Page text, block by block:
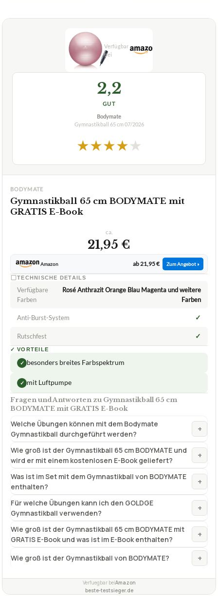
2,2
GUT
Bodymate
Gymnastikball 65 cm07/2026
★★★★★
BODYMATE
Gymnastikball 65 cm BODYMATE mit
GRATIS E-Book
ca.
21,95 €
Amazon ab 21,95 € Zum Angebot »
TECHNISCHE DETAILS
Verfügbare
Farben
Rosé Anthrazit Orange Blau Magenta und weitere
Farben
Anti-Burst-System ✓
Rutschfest ✓
✓ VORTEILE
✓ besonders breites Farbspektrum
✓ mit Luftpumpe
Fragen und Antworten zu Gymnastikball 65 cm
BODYMATE mit GRATIS E-Book
Welche Übungen können mit dem Bodymate
Gymnastikball durchgeführt werden?
+
Wie groß ist der Gymnastikball 65 cm BODYMATE und
wird er mit einem kostenlosen E-Book geliefert?
+
Was ist im Set mit dem Gymnastikball von BODYMATE
enthalten?
+
Für welche Übungen kann ich den GOLDGE
Gymnastikball verwenden?
+
Wie groß ist der Gymnastikball 65 cm BODYMATE mit
GRATIS E-Book und was ist im E-Book enthalten?
+
Wie groß ist der Gymnastikball von BODYMATE? +
Verfuegbar beiAmazon
beste-testsieger.de